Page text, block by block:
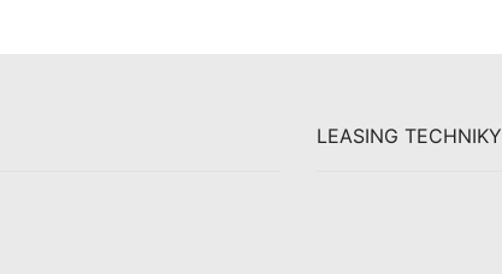
LEASING TECHNIKY